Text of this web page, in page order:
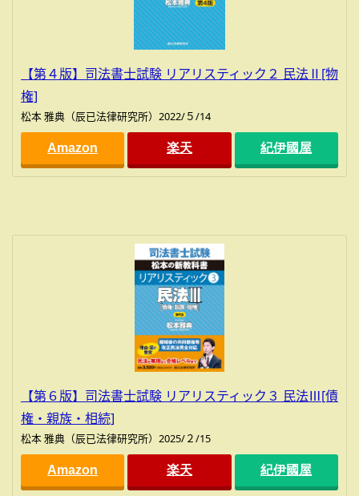
【第４版】司法書士試験 リアリスティック２ 民法Ⅱ[物
権]
松本 雅典（辰已法律研究所）2022/５/14
Amazon 楽天 紀伊國屋
【第６版】司法書士試験 リアリスティック３ 民法Ⅲ[債
権・親族・相続]
松本 雅典（辰已法律研究所）2025/２/15
Amazon 楽天 紀伊國屋